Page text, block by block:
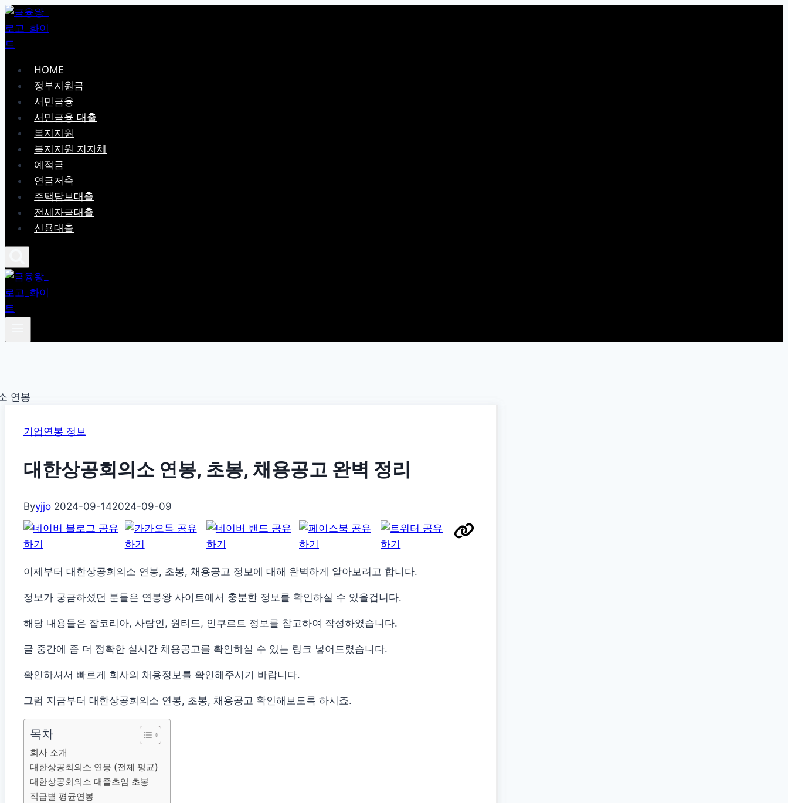
Skip
to
content
HOME
정부지원금
서민금융
서민금융 대출
복지지원
복지지원 지자체
예적금
연금저축
주택담보대출
전세자금대출
신용대출
기업연봉 정보
대한상공회의소 연봉, 초봉, 채용공고 완벽 정리
Byyjjo 2024-09-142024-09-09
이제부터 대한상공회의소 연봉, 초봉, 채용공고 정보에 대해 완벽하게 알아보려고 합니다.
정보가 궁금하셨던 분들은 연봉왕 사이트에서 충분한 정보를 확인하실 수 있을겁니다.
해당 내용들은 잡코리아, 사람인, 원티드, 인쿠르트 정보를 참고하여 작성하였습니다.
글 중간에 좀 더 정확한 실시간 채용공고를 확인하실 수 있는 링크 넣어드렸습니다.
확인하셔서 빠르게 회사의 채용정보를 확인해주시기 바랍니다.
그럼 지금부터 대한상공회의소 연봉, 초봉, 채용공고 확인해보도록 하시죠.
목차
회사 소개
대한상공회의소 연봉 (전체 평균)
대한상공회의소 대졸초임 초봉
직급별 평균연봉